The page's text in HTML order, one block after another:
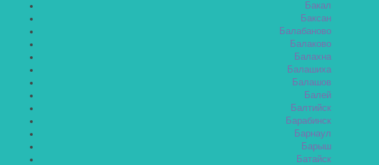
Бакал
Баксан
Балабаново
Балаково
Балахна
Балашиха
Балашов
Балей
Балтийск
Барабинск
Барнаул
Барыш
Батайск